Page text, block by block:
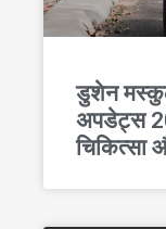
डुशेन
अपडेट्स
चिकित्सा